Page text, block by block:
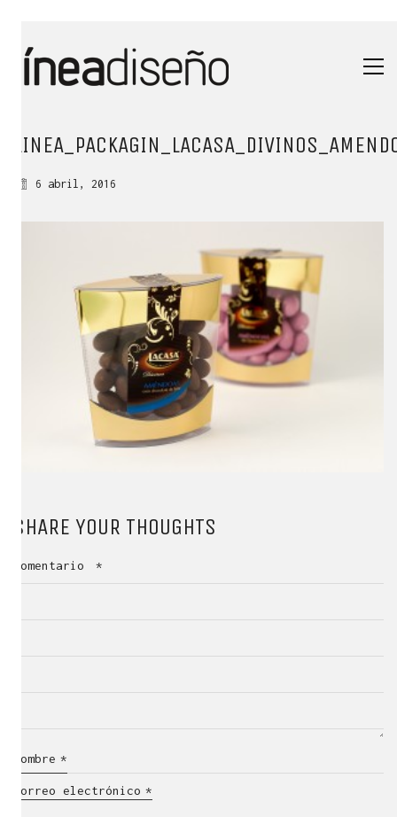
6 abril, 2016
SHARE YOUR THOUGHTS
Comentario *
Nombre *
Correo electrónico *